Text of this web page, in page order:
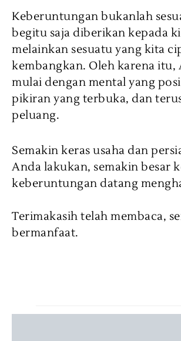
Keberuntungan bukanlah
begitu saja diberikan kepada
melainkan sesuatu yang kita
kembangkan. Oleh karena itu,
mulai dengan mental yang
pikiran yang terbuka, dan
peluang.
Semakin keras usaha dan
Anda lakukan, semakin besar
keberuntungan datang
Terimakasih telah membaca,
bermanfaat.